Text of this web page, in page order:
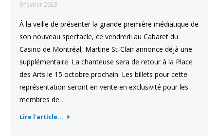
9 février 2023
À la veille de présenter la grande première médiatique de
son nouveau spectacle, ce vendredi au Cabaret du
Casino de Montréal, Martine St-Clair annonce déjà une
supplémentaire. La chanteuse sera de retour à la Place
des Arts le 15 octobre prochain. Les billets pour cette
représentation seront en vente en exclusivité pour les
membres de…
Lire l'article...